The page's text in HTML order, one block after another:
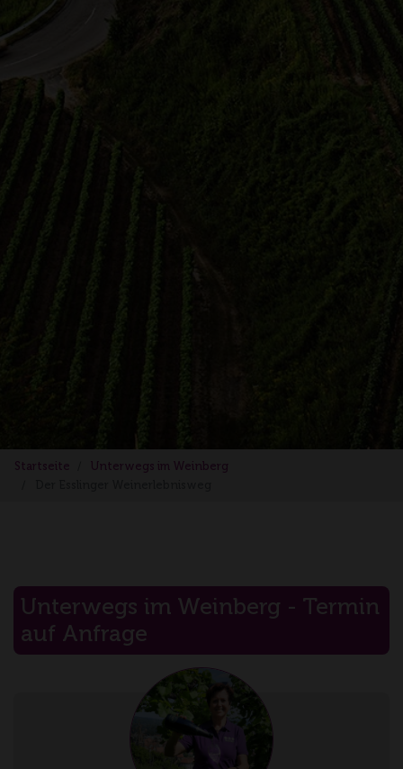
Startseite
Unterwegs im Weinberg
Unterwegs im Weinberg - Termin
auf Anfrage